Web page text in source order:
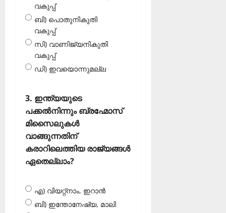
വകുപ്പ്
ബി) പൊതുനികുതി
വകുപ്പ്
സി) വാണിജ്യനികുതി
വകുപ്പ്
ഡി) ഇവയൊന്നുമല്ല
3. ഇന്ത്യയുടെ
പക്കല്‍നിന്നും ബ്രഹ്മോസ്
മിസൈലുകള്‍
വാങ്ങുന്നതിന്
കരാറിലെത്തിയ രാജ്യങ്ങള്‍
ഏതെല്ലാം?
എ) വിയറ്റ്‌നാം, ഇറാന്‍
ബി) ഇന്തോനേഷ്യ, മാലി